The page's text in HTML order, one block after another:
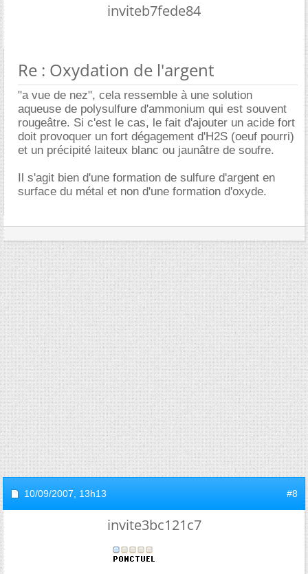
inviteb7fede84
Re : Oxydation de l'argent
"a vue de nez", cela ressemble à une solution
aqueuse de polysulfure d'ammonium qui est souvent
rougeâtre. Si c'est le cas, le fait d'ajouter un acide fort
doit provoquer un fort dégagement d'H2S (oeuf pourri)
et un précipité laiteux blanc ou jaunâtre de soufre.
Il s'agit bien d'une formation de sulfure d'argent en
surface du métal et non d'une formation d'oxyde.
10/09/2007, 13h13 #8
invite3bc121c7